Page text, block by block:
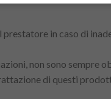
in caso di
non sono sempre
di questi